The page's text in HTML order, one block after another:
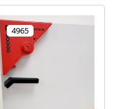
4965